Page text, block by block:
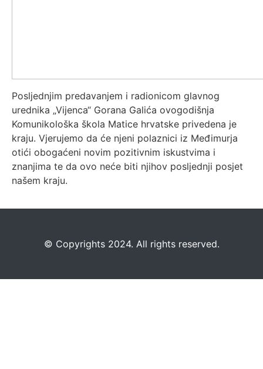
Posljednjim predavanjem i radionicom glavnog
urednika „Vijenca“ Gorana Galića ovogodišnja
Komunikološka škola Matice hrvatske privedena je
kraju. Vjerujemo da će njeni polaznici iz Međimurja
otići obogaćeni novim pozitivnim iskustvima i
znanjima te da ovo neće biti njihov posljednji posjet
našem kraju.
©️ Copyrights 2024. All rights reserved.